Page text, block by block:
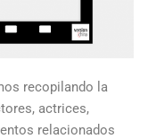
recopilando la
actrices,
relacionados